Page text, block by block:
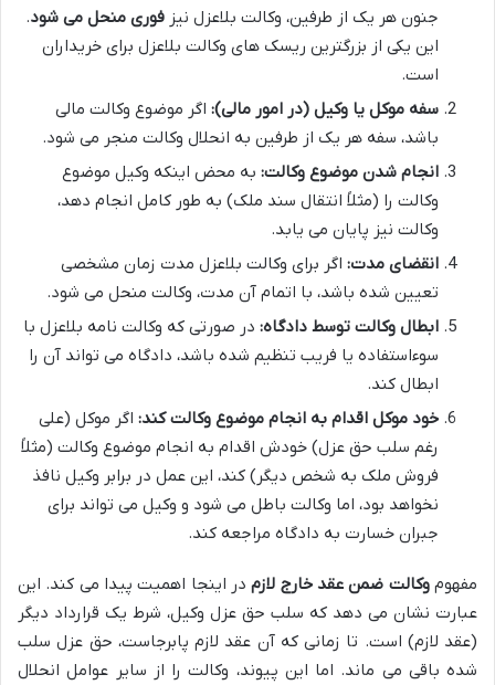
جنون هر یک از طرفین، وکالت بلاعزل نیز فوری منحل می شود.
این یکی از بزرگترین ریسک های وکالت بلاعزل برای خریداران
است.
سفه موکل یا وکیل (در امور مالی): اگر موضوع وکالت مالی
باشد، سفه هر یک از طرفین به انحلال وکالت منجر می شود.
انجام شدن موضوع وکالت: به محض اینکه وکیل موضوع
وکالت را (مثلاً انتقال سند ملک) به طور کامل انجام دهد،
وکالت نیز پایان می یابد.
انقضای مدت: اگر برای وکالت بلاعزل مدت زمان مشخصی
تعیین شده باشد، با اتمام آن مدت، وکالت منحل می شود.
ابطال وکالت توسط دادگاه: در صورتی که وکالت نامه بلاعزل با
سوءاستفاده یا فریب تنظیم شده باشد، دادگاه می تواند آن را
ابطال کند.
خود موکل اقدام به انجام موضوع وکالت کند: اگر موکل (علی
رغم سلب حق عزل) خودش اقدام به انجام موضوع وکالت (مثلاً
فروش ملک به شخص دیگر) کند، این عمل در برابر وکیل نافذ
نخواهد بود، اما وکالت باطل می شود و وکیل می تواند برای
جبران خسارت به دادگاه مراجعه کند.
مفهوموکالت ضمن عقد خارج لازمدر اینجا اهمیت پیدا می کند. این
عبارت نشان می دهد که سلب حق عزل وکیل، شرط یک قرارداد دیگر
(عقد لازم) است. تا زمانی که آن عقد لازم پابرجاست، حق عزل سلب
شده باقی می ماند. اما این پیوند، وکالت را از سایر عوامل انحلال